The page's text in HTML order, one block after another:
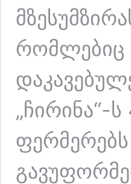
რომლებიც
„ჩირინა“-
ფერმერებს